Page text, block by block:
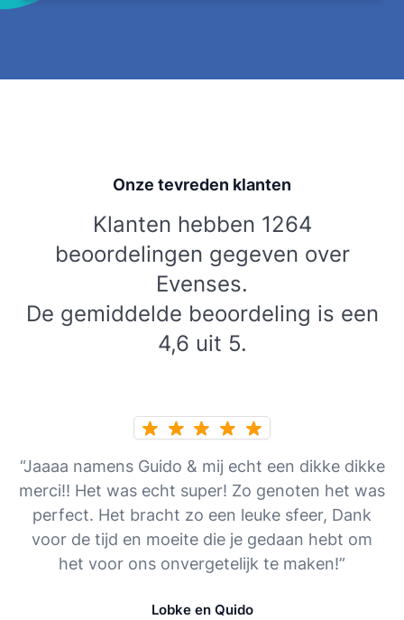
Onze tevreden klanten
Klanten hebben 1264
beoordelingen gegeven over
Evenses.
De gemiddelde beoordeling is een
4,6 uit 5.
“Jaaaa namens Guido & mij echt een dikke dikke
merci!! Het was echt super! Zo genoten het was
perfect. Het bracht zo een leuke sfeer, Dank
voor de tijd en moeite die je gedaan hebt om
het voor ons onvergetelijk te maken!”
Lobke en Quido